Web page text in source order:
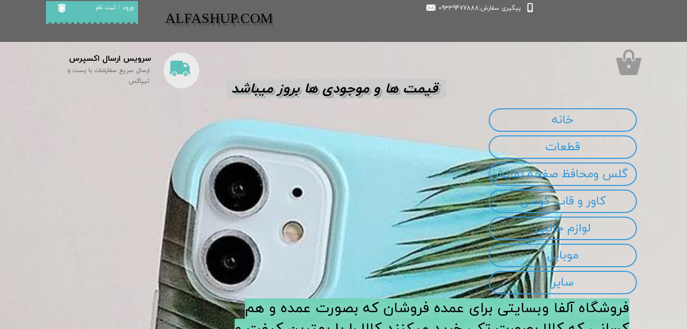
سرویس ارسال اکسپرس
ارسال سریع سفارشات با پست و
تیپاکس
پیگیری سفارش:09339477888 ورود / ثبت نام
حساب کاربری من
تغییر گذر واژه
سفارشات
​​ALFASHUP.COM
خانه
قطعات
گلس ومحافظ صفحه نمایش
کاور و قاب گوشی
لوازم جانبی
موبایل
سایر
۰
​​فروشگاه آلفا وبسایتی برای عمده فروشان که بصورت عمده و هم
قیمت ها و موجودی ها بروز میباشد